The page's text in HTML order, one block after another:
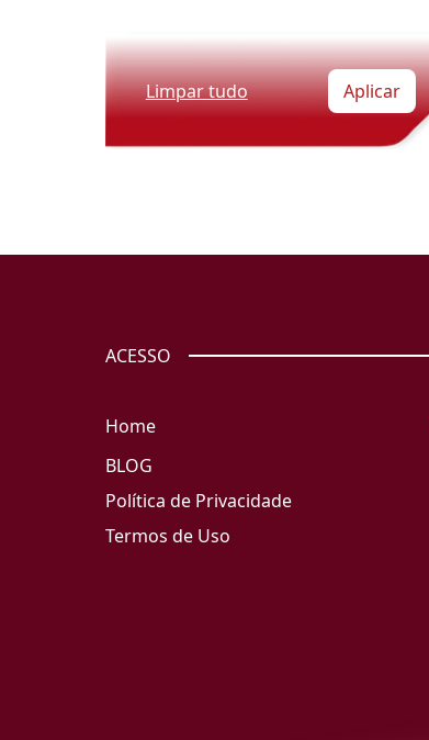
Limpar tudo Aplicar
ACESSO
Home
BLOG
Política de Privacidade
Termos de Uso